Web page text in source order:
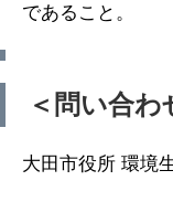
であること。
＜問い合わ
大田市役所 環境